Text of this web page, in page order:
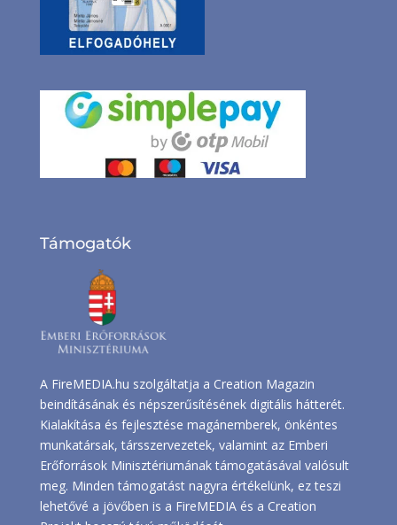
Támogatók
A FireMEDIA.hu szolgáltatja a Creation Magazin
beindításának és népszerűsítésének digitális hátterét.
Kialakítása és fejlesztése magánemberek, önkéntes
munkatársak, társszervezetek, valamint az Emberi
Erőforrások Minisztériumának támogatásával valósult
meg. Minden támogatást nagyra értékelünk, ez teszi
lehetővé a jövőben is a FireMEDIA és a Creation